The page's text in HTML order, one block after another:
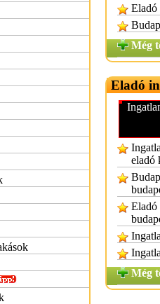
Eladó
Még
Eladó
eladó
Eladó
Még